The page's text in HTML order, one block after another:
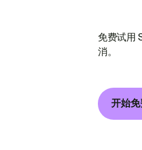
免费试用
消。
开始免